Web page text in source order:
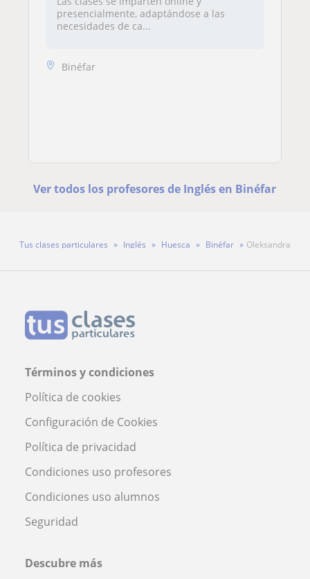
presencialmente, adaptándose a las
necesidades de ca...
Binéfar
Ver todos los profesores de Inglés en Binéfar
Tus clases particulares Inglés Huesca Binéfar Oleksandra
Términos y condiciones
Política de cookies
Configuración de Cookies
Política de privacidad
Condiciones uso profesores
Condiciones uso alumnos
Seguridad
Descubre más